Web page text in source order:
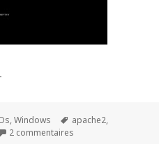
d’un Certificat
,Windows
Mots-
clés
apache2,
2 commentaires